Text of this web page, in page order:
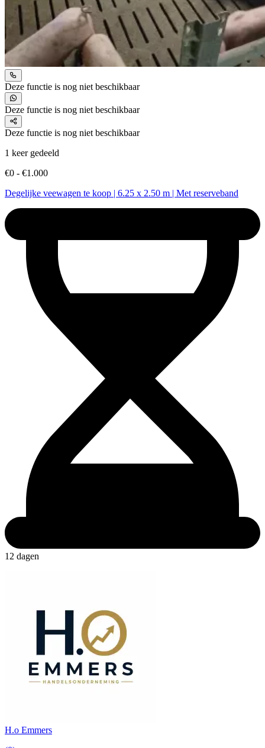
Deze functie is nog niet beschikbaar
Deze functie is nog niet beschikbaar
Deze functie is nog niet beschikbaar
1 keer gedeeld
€0 - €1.000
Degelijke veewagen te koop | 6.25 x 2.50 m | Met reserveband
12 dagen
H.o Emmers